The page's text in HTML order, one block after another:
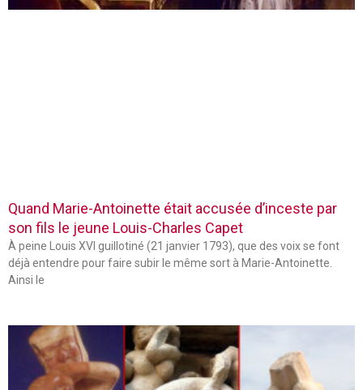
Quand Marie-Antoinette était accusée d’inceste par
son fils le jeune Louis-Charles Capet
À peine Louis XVI guillotiné (21 janvier 1793), que des voix se font
déjà entendre pour faire subir le même sort à Marie-Antoinette.
Ainsi le